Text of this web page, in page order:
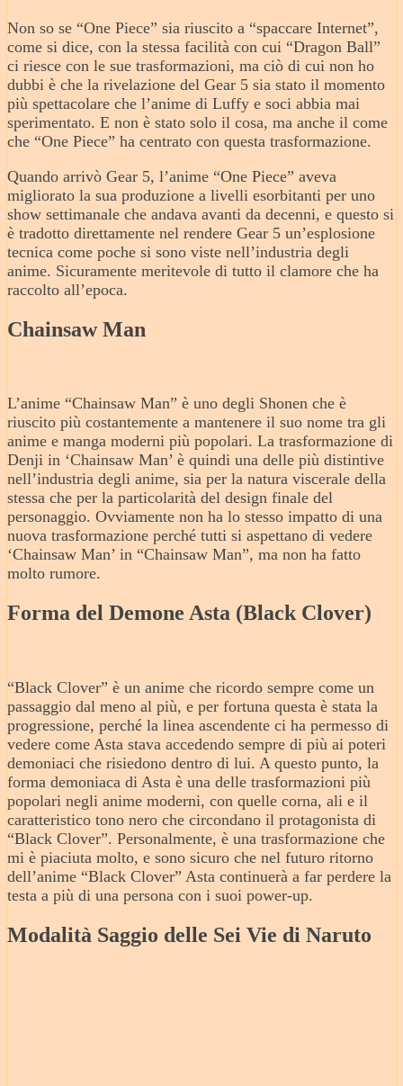
Non so se “One Piece” sia riuscito a “spaccare Internet”,
come si dice, con la stessa facilità con cui “Dragon Ball”
ci riesce con le sue trasformazioni, ma ciò di cui non ho
dubbi è che la rivelazione del Gear 5 sia stato il momento
più spettacolare che l’anime di Luffy e soci abbia mai
sperimentato. E non è stato solo il cosa, ma anche il come
che “One Piece” ha centrato con questa trasformazione.
Quando arrivò Gear 5, l’anime “One Piece” aveva
migliorato la sua produzione a livelli esorbitanti per uno
show settimanale che andava avanti da decenni, e questo si
è tradotto direttamente nel rendere Gear 5 un’esplosione
tecnica come poche si sono viste nell’industria degli
anime. Sicuramente meritevole di tutto il clamore che ha
raccolto all’epoca.
Chainsaw Man
L’anime “Chainsaw Man” è uno degli Shonen che è
riuscito più costantemente a mantenere il suo nome tra gli
anime e manga moderni più popolari. La trasformazione di
Denji in ‘Chainsaw Man’ è quindi una delle più distintive
nell’industria degli anime, sia per la natura viscerale della
stessa che per la particolarità del design finale del
personaggio. Ovviamente non ha lo stesso impatto di una
nuova trasformazione perché tutti si aspettano di vedere
‘Chainsaw Man’ in “Chainsaw Man”, ma non ha fatto
molto rumore.
Forma del Demone Asta (Black Clover)
“Black Clover” è un anime che ricordo sempre come un
passaggio dal meno al più, e per fortuna questa è stata la
progressione, perché la linea ascendente ci ha permesso di
vedere come Asta stava accedendo sempre di più ai poteri
demoniaci che risiedono dentro di lui. A questo punto, la
forma demoniaca di Asta è una delle trasformazioni più
popolari negli anime moderni, con quelle corna, ali e il
caratteristico tono nero che circondano il protagonista di
“Black Clover”. Personalmente, è una trasformazione che
mi è piaciuta molto, e sono sicuro che nel futuro ritorno
dell’anime “Black Clover” Asta continuerà a far perdere la
testa a più di una persona con i suoi power-up.
Modalità Saggio delle Sei Vie di Naruto